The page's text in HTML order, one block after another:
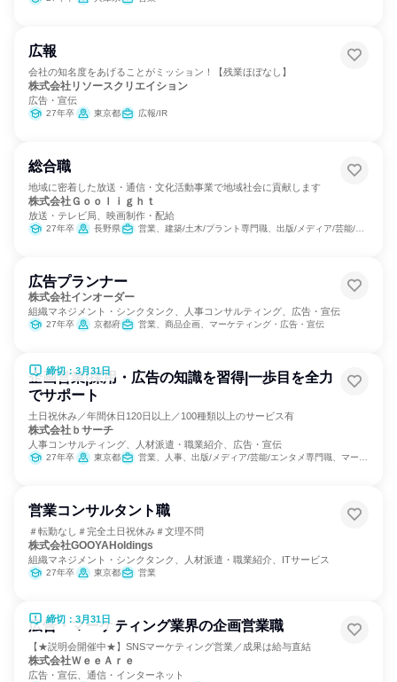
広報
会社の知名度をあげることがミッション！【残業ほぼなし】
株式会社リソースクリエイション
広告・宣伝
27年卒 東京都 広報/IR
総合職
地域に密着した放送・通信・文化活動事業で地域社会に貢献します
株式会社Ｇｏｏｌｉｇｈｔ
放送・テレビ局、映画制作・配給
27年卒 長野県 営業、建築/土木/プラント専門職、出版/メディア/芸能/エンタメ専門職
広告プランナー
株式会社インオーダー
組織マネジメント・シンクタンク、人事コンサルティング、広告・宣伝
27年卒 京都府 営業、商品企画、マーケティング・広告・宣伝
締切：3月31日
企画営業|採用・広告の知識を習得|一歩目を全力
でサポート
土日祝休み／年間休日120日以上／100種類以上のサービス有
株式会社ｂサーチ
人事コンサルティング、人材派遣・職業紹介、広告・宣伝
27年卒 東京都 営業、人事、出版/メディア/芸能/エンタメ専門職、マーケティング・広告・宣伝、カスタマーサクセス
営業コンサルタント職
＃転勤なし＃完全土日祝休み＃文理不問
株式会社GOOYAHoldings
組織マネジメント・シンクタンク、人材派遣・職業紹介、ITサービス
27年卒 東京都 営業
締切：3月31日
広告・マーケティング業界の企画営業職
【★説明会開催中★】SNSマーケティング営業／成果は給与直結
株式会社ＷｅｅＡｒｅ
広告・宣伝、通信・インターネット